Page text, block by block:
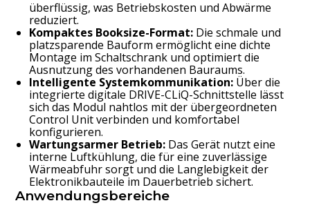
überflüssig, was Betriebskosten und Abwärme
reduziert.
Kompaktes Booksize-Format:Die schmale und
platzsparende Bauform ermöglicht eine dichte
Montage im Schaltschrank und optimiert die
Ausnutzung des vorhandenen Bauraums.
Intelligente Systemkommunikation:Über die
integrierte digitale DRIVE-CLiQ-Schnittstelle lässt
sich das Modul nahtlos mit der übergeordneten
Control Unit verbinden und komfortabel
konfigurieren.
Wartungsarmer Betrieb:Das Gerät nutzt eine
interne Luftkühlung, die für eine zuverlässige
Wärmeabfuhr sorgt und die Langlebigkeit der
Elektronikbauteile im Dauerbetrieb sichert.
Anwendungsbereiche